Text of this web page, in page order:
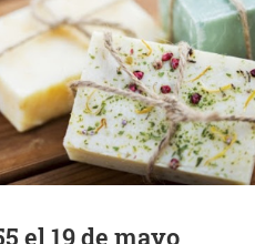
el 19 de mayo